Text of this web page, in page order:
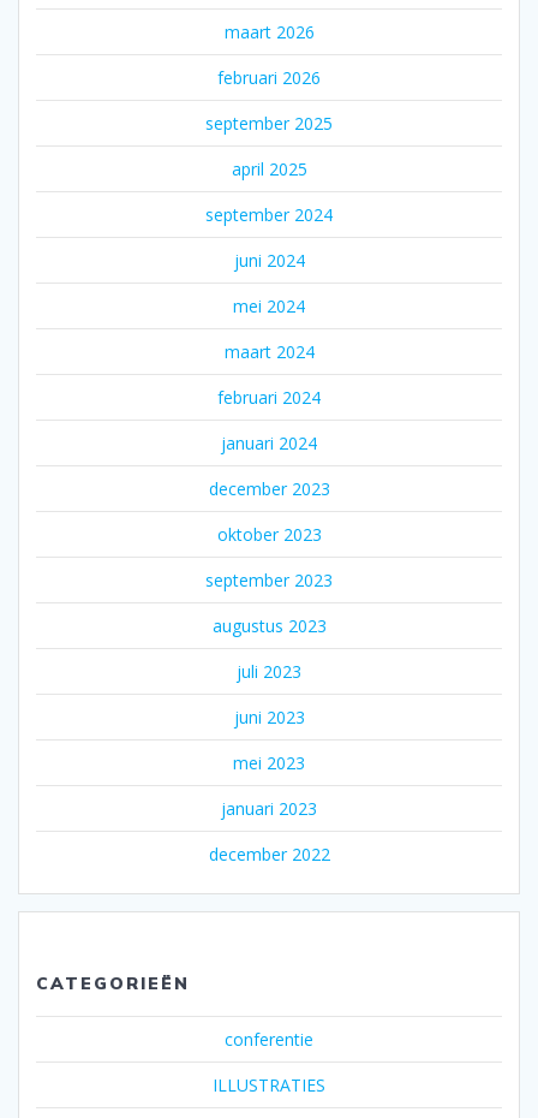
maart 2026
februari 2026
september 2025
april 2025
september 2024
juni 2024
mei 2024
maart 2024
februari 2024
januari 2024
december 2023
oktober 2023
september 2023
augustus 2023
juli 2023
juni 2023
mei 2023
januari 2023
december 2022
CATEGORIEËN
conferentie
ILLUSTRATIES